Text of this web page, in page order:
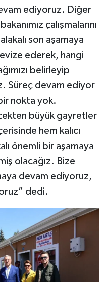
ediyoruz. Diğer
çalışmalarını
son aşamaya
ederek, hangi
belirleyip
Süreç devam ediyor
nokta yok.
büyük gayretler
hem kalıcı
önemli bir aşamaya
olacağız. Bize
devam ediyoruz,
dedi.